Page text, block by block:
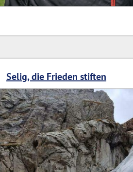
Selig, die Frieden stiften